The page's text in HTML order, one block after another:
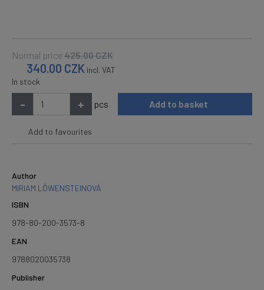
Normal price 425.00CZK
340.00 CZK incl. VAT
In stock
- + pcs Add to basket
Add to favourites
Author
MIRIAM LÖWENSTEINOVÁ
ISBN
978-80-200-3573-8
EAN
9788020035738
Publisher